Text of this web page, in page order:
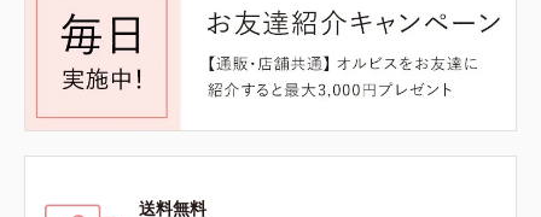
送料無料